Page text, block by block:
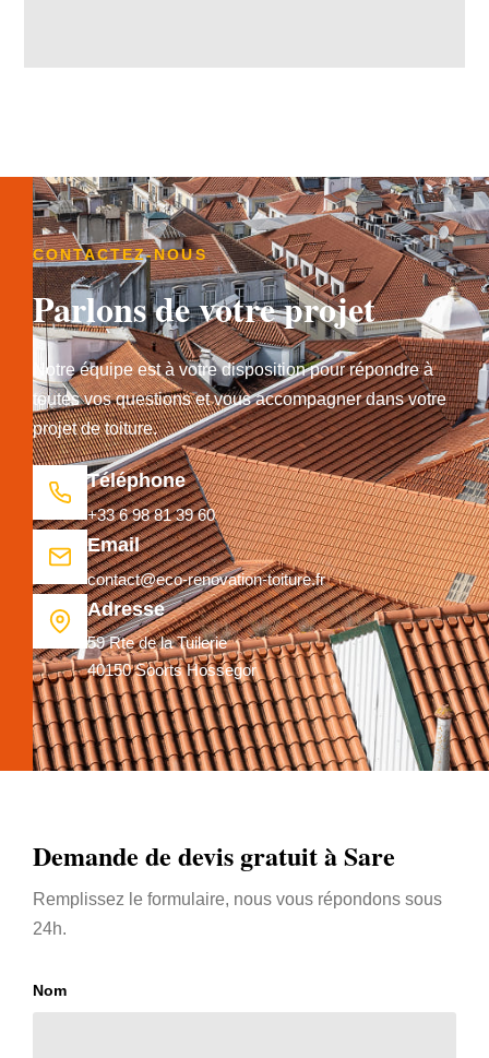
CONTACTEZ-NOUS
Parlons de votre projet
Notre équipe est à votre disposition pour répondre à
toutes vos questions et vous accompagner dans votre
projet de toiture.
Téléphone
+33 6 98 81 39 60
Email
contact@eco-renovation-toiture.fr
Adresse
59 Rte de la Tuilerie
40150 Soorts Hossegor
Demande de devis gratuit à Sare
Remplissez le formulaire, nous vous répondons sous
24h.
Nom